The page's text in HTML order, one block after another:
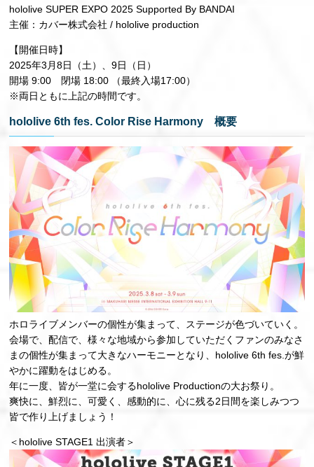
hololive SUPER EXPO 2025 Supported By BANDAI
主催：カバー株式会社 / hololive production
【開催日時】
2025年3月8日（土）、9日（日）
開場 9:00 閉場 18:00 （最終入場17:00）
※両日ともに上記の時間です。
hololive 6th fes. Color Rise Harmony 概要
ホロライブメンバーの個性が集まって、ステージが色づいていく。
会場で、配信で、様々な地域から参加していただくファンのみなさ
まの個性が集まって大きなハーモニーとなり、hololive 6th fes.が鮮
やかに躍動をはじめる。
年に一度、皆が一堂に会するhololive Productionの大お祭り。
爽快に、鮮烈に、可愛く、感動的に、心に残る2日間を楽しみつつ
皆で作り上げましょう！
＜hololive STAGE1 出演者＞